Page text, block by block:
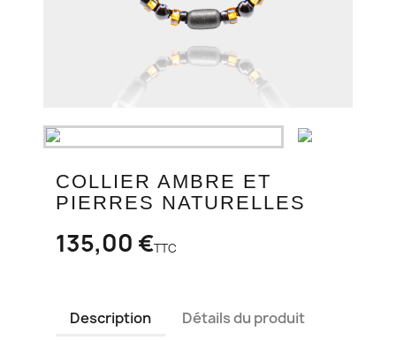
COLLIER AMBRE ET
PIERRES NATURELLES
135,00 €TTC
Description Détails du produit